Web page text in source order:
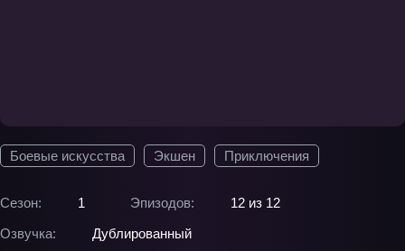
Боевые искусства Экшен Приключения
Сезон: 1 Эпизодов:
12 из 12
Озвучка:
Дублированный